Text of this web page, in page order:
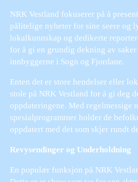
NRK Vestland fokuserer på å
pålitelige nyheter for sine seere og
lokalkunnskap og dedikerte
for å gi en grundig dekning av
innbyggerne i Sogn og Fjordane.
Enten det er store hendelser eller
stole på NRK Vestland for å gi deg
oppdateringene. Med regelmessige
spesialprogrammer holder de
oppdatert med det som skjer rundt
Revysendinger og Underholdning
En populær funksjon på NRK